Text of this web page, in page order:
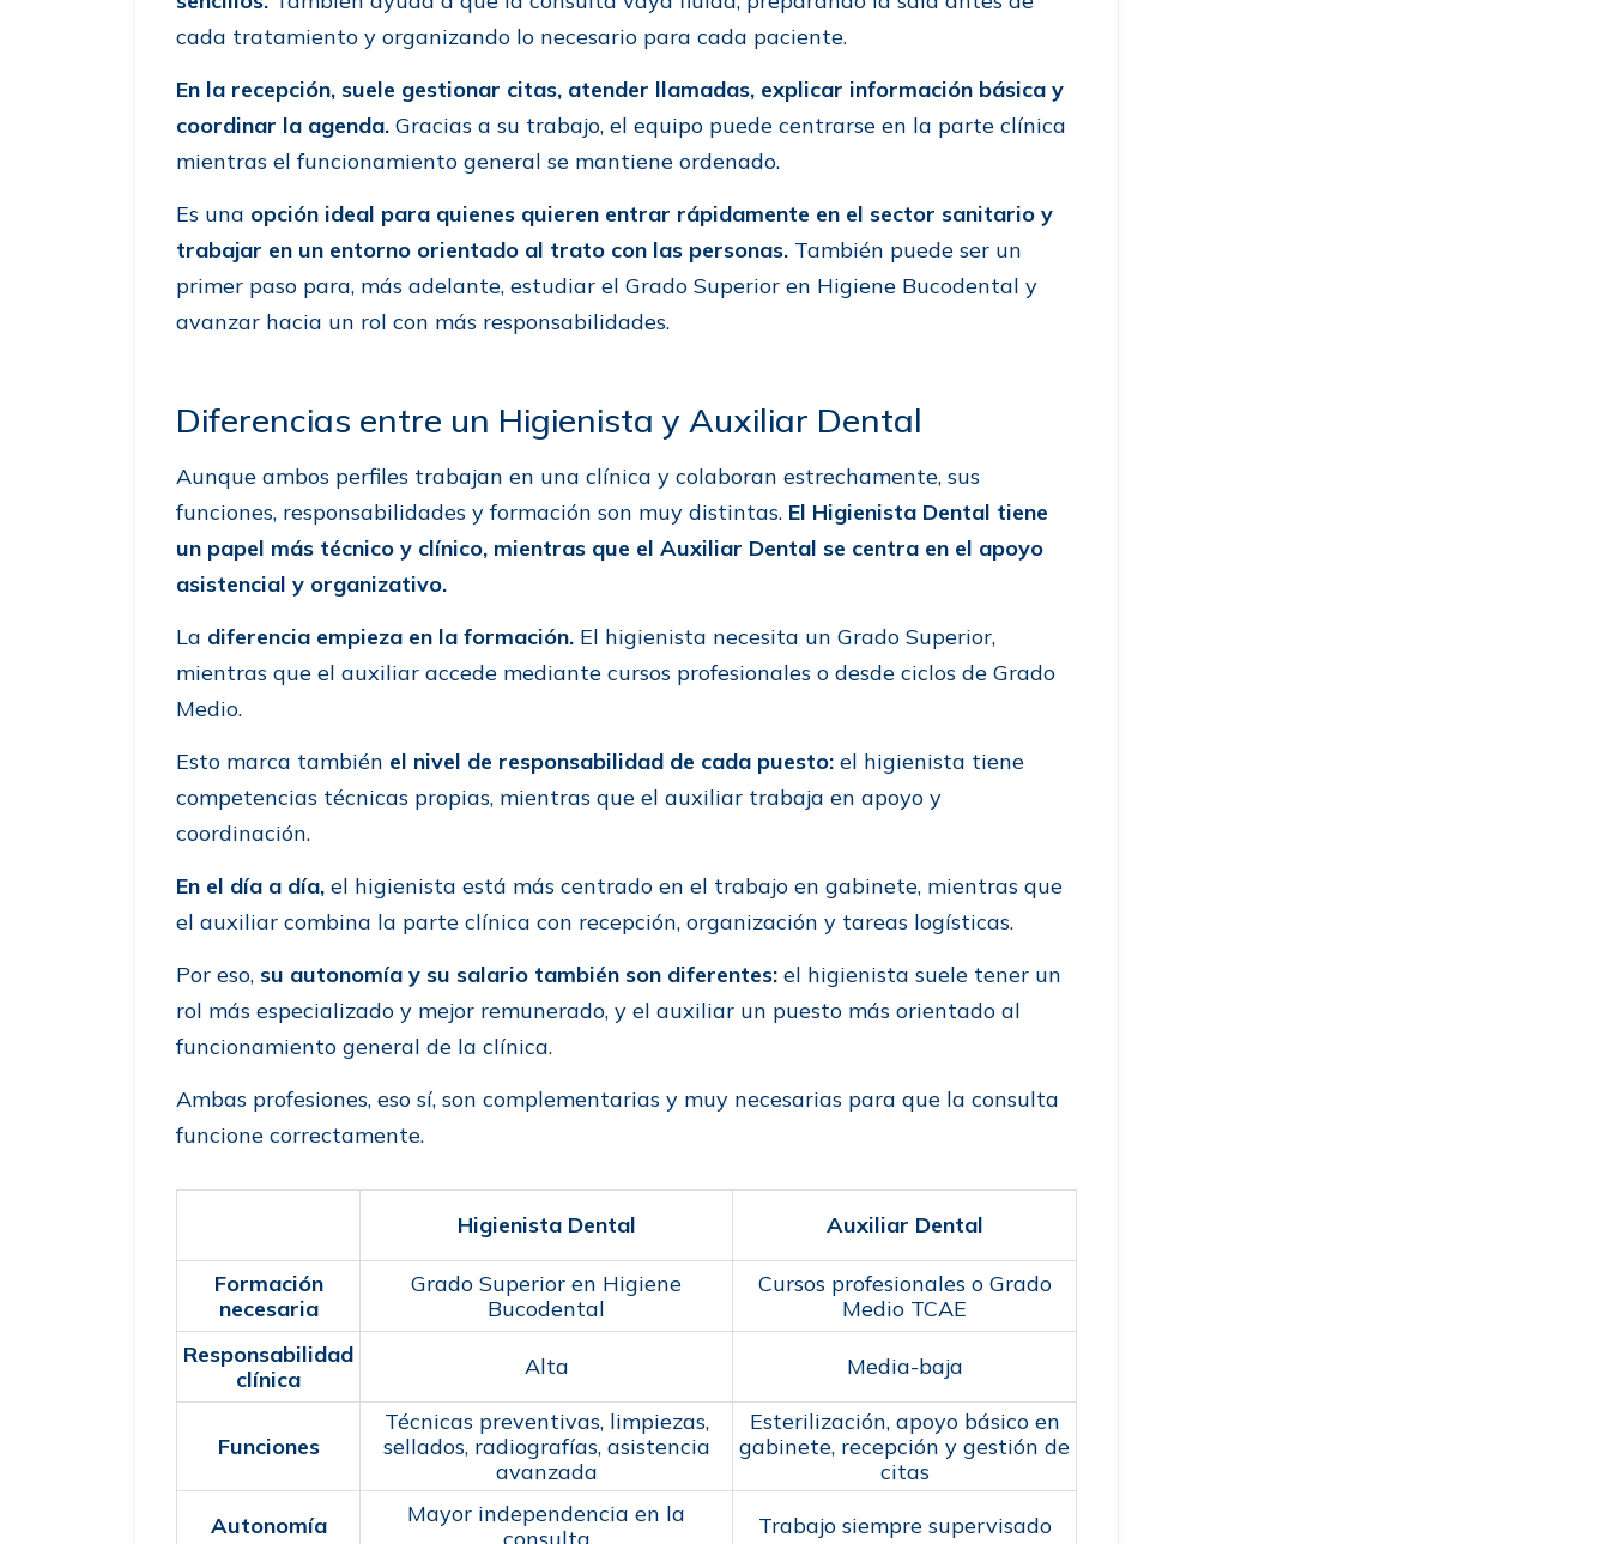
cada tratamiento y organizando lo necesario para cada paciente.
En la recepción, suele gestionar citas, atender llamadas, explicar información básica y
coordinar la agenda. Gracias a su trabajo, el equipo puede centrarse en la parte clínica
mientras el funcionamiento general se mantiene ordenado.
Es una opción ideal para quienes quieren entrar rápidamente en el sector sanitario y
trabajar en un entorno orientado al trato con las personas. También puede ser un
primer paso para, más adelante, estudiar el Grado Superior en Higiene Bucodental y
avanzar hacia un rol con más responsabilidades.
Diferencias entre un Higienista y Auxiliar Dental
Aunque ambos perfiles trabajan en una clínica y colaboran estrechamente, sus
funciones, responsabilidades y formación son muy distintas. El Higienista Dental tiene
un papel más técnico y clínico, mientras que el Auxiliar Dental se centra en el apoyo
asistencial y organizativo.
La diferencia empieza en la formación. El higienista necesita un Grado Superior,
mientras que el auxiliar accede mediante cursos profesionales o desde ciclos de Grado
Medio.
Esto marca también el nivel de responsabilidad de cada puesto: el higienista tiene
competencias técnicas propias, mientras que el auxiliar trabaja en apoyo y
coordinación.
En el día a día, el higienista está más centrado en el trabajo en gabinete, mientras que
el auxiliar combina la parte clínica con recepción, organización y tareas logísticas.
Por eso, su autonomía y su salario también son diferentes: el higienista suele tener un
rol más especializado y mejor remunerado, y el auxiliar un puesto más orientado al
funcionamiento general de la clínica.
Ambas profesiones, eso sí, son complementarias y muy necesarias para que la consulta
funcione correctamente.
Higienista Dental Auxiliar Dental
Formación
necesaria
Grado Superior en Higiene
Bucodental
Cursos profesionales o Grado
Medio TCAE
Responsabilidad
clínica
Alta Media-baja
Funciones
Técnicas preventivas, limpiezas,
sellados, radiografías, asistencia
avanzada
Esterilización, apoyo básico en
gabinete, recepción y gestión de
citas
Autonomía
Mayor independencia en la
consulta
Trabajo siempre supervisado